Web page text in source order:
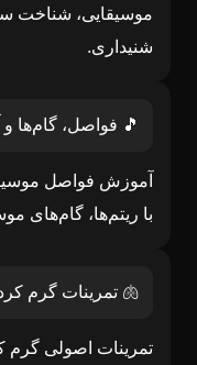
موسیقایی، شناخت
شنیداری.
🎵 فواصل، گام‌ها و
آموزش فواصل
با ریتم‌ها، گام‌های
🫁 تمرینات گرم کردن صدا و تنفس:
تمرینات اصولی گرم